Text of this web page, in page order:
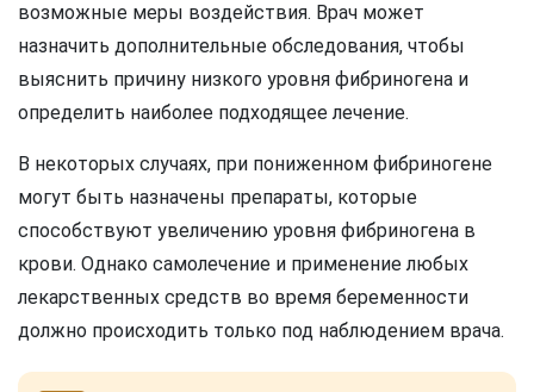
возможные меры воздействия. Врач может
назначить дополнительные обследования, чтобы
выяснить причину низкого уровня фибриногена и
определить наиболее подходящее лечение.
В некоторых случаях, при пониженном фибриногене
могут быть назначены препараты, которые
способствуют увеличению уровня фибриногена в
крови. Однако самолечение и применение любых
лекарственных средств во время беременности
должно происходить только под наблюдением врача.